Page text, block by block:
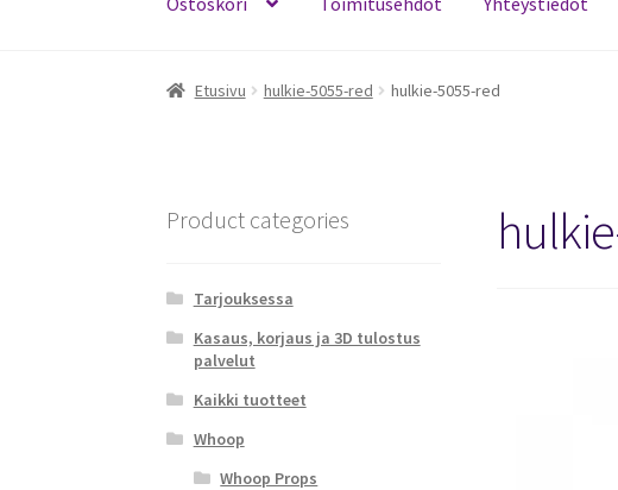
Etusivu Kauppa Kuukausihaaste Mitä on FPV?
Etusivu hulkie-5055-red hulkie-5055-red
Product categories
Tarjouksessa
Kasaus, korjaus ja 3D tulostus
palvelut
Kaikki tuotteet
Whoop
Whoop Props